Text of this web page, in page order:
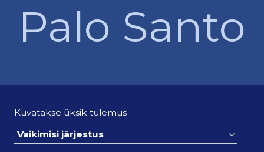
Palo Santo
Kuvatakse üksik tulemus